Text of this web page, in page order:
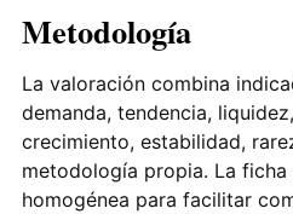
Metodología
La valoración combina
demanda, tendencia,
crecimiento, estabilidad,
metodología propia. La ficha
homogénea para facilitar